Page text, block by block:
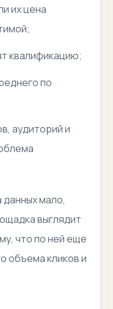
их цена
квалификацию;
по
аудиторий и
мало,
выглядит
что по ней еще
объема кликов и